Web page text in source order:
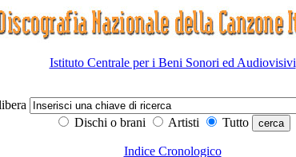
Istituto Centrale per i Beni Sonori ed Audiovisivi
Dischi o brani
Artisti Tutto
Indice Cronologico